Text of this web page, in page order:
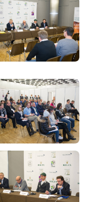
GRAND SLAM
réservés